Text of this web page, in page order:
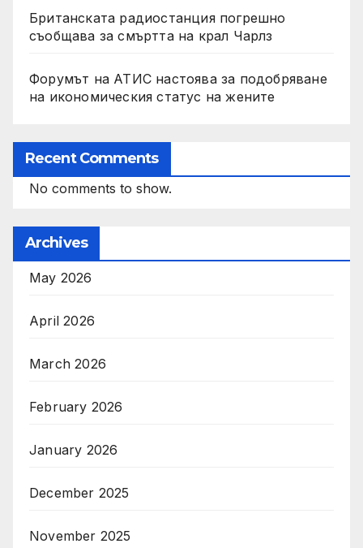
Британската радиостанция погрешно
съобщава за смъртта на крал Чарлз
Форумът на АТИС настоява за подобряване
на икономическия статус на жените
Recent Comments
No comments to show.
Archives
May 2026
April 2026
March 2026
February 2026
January 2026
December 2025
November 2025